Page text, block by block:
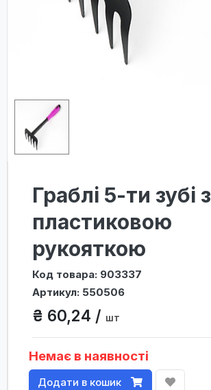
Граблі 5-ти зубі з
пластиковою
рукояткою
Код товара: 903337
Артикул: 550506
₴ 60,24 / шт
Немає в наявності
Додати в кошик